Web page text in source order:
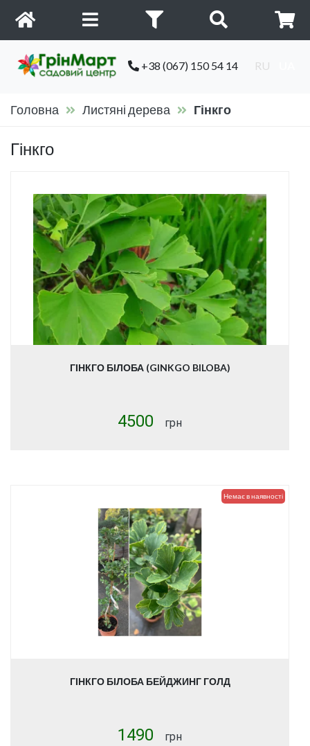
+38 (067) 150 54 14 RU
Головна Листяні дерева Гінкго
Гінкго
ГІНКГО БІЛОБА (GINKGO BILOBA)
4500 грн
Немає в наявності
ГІНКГО БІЛОБА БЕЙДЖИНГ ГОЛД
1490 грн